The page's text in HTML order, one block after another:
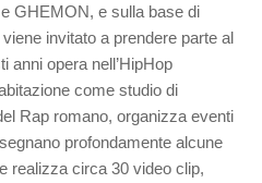
GHEMON, e sulla base di
invitato a prendere parte al
anni opera nell’HipHop
come studio di
Rap romano, organizza eventi
profondamente alcune
realizza circa 30 video clip,